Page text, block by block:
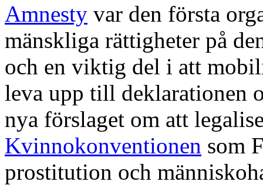
Amnesty var den första
mänskliga rättigheter på
och en viktig del i att
leva upp till deklarationen
nya förslaget om att
Kvinnokonventionen som
prostitution och